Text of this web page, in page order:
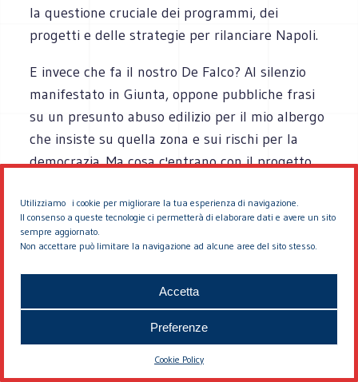
Utilizziamo i cookie per migliorare la tua esperienza di navigazione.
Il consenso a queste tecnologie ci permetterà di elaborare dati e avere un sito
sempre aggiornato.
Non accettare può limitare la navigazione ad alcune aree del sito stesso.
Accetta
Preferenze
Cookie Policy
la questione cruciale dei programmi, dei
progetti e delle strategie per rilanciare Napoli.
E invece che fa il nostro De Falco? Al silenzio
manifestato in Giunta, oppone pubbliche frasi
su un presunto abuso edilizio per il mio albergo
che insiste su quella zona e sui rischi per la
democrazia. Ma cosa c'entrano con il progetto
trasparenza che si dovrebbero al sindaco che ti
ha dato una delega così importante? E che cosa
c'entrano con il mestiere di assessore che
dovrebbe essere quello di operare sintesi utili e
costruttive per la città?
Non si capisce , se non facendo un tuffo nel
passato, nel vecchiume intellettuale di quei
modi trasversali, sudaticci e piccoli piccoli di